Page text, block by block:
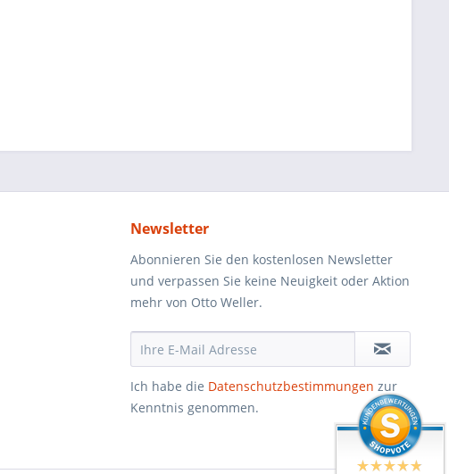
Newsletter
Abonnieren Sie den kostenlosen Newsletter
und verpassen Sie keine Neuigkeit oder Aktion
mehr von Otto Weller.
Ich habe die Datenschutzbestimmungen zur
Kenntnis genommen.